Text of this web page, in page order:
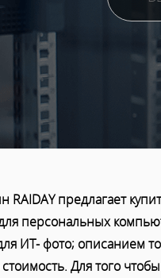
RAIDAY предлагает
персональных
ИТ- фото; описанием
Для того